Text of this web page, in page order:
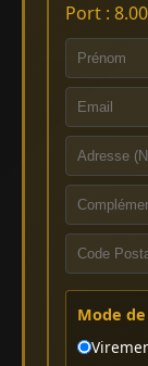
Port :
Mode